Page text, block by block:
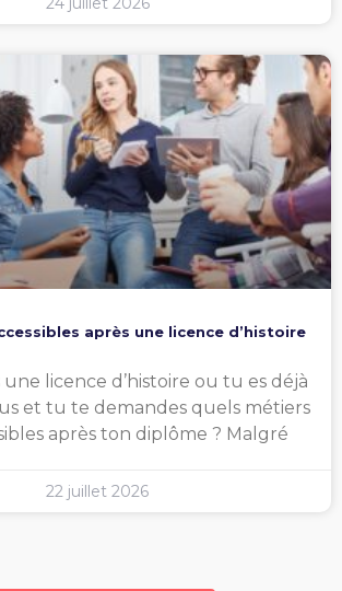
après une licence d’histoire
une licence d’histoire ou tu es déjà
et tu te demandes quels métiers
après ton diplôme ? Malgré
22 juillet 2026